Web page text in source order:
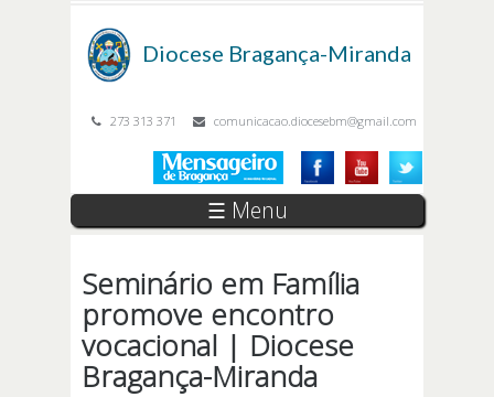
Diocese Bragança-Miranda
273 313 371 comunicacao.diocesebm@gmail.com
☰ Menu
Seminário em Família
promove encontro
vocacional | Diocese
Bragança-Miranda